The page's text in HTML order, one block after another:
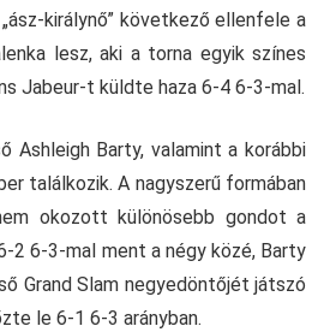
királynő” következő ellenfele a
lesz, aki a torna egyik színes
Jabeur-t küldte haza 6-4 6-3-mal.
Ashleigh Barty, valamint a korábbi
találkozik. A nagyszerű formában
okozott különösebb gondot a
2 6-3-mal ment a négy közé, Barty
Grand Slam negyedöntőjét játszó
le 6-1 6-3 arányban.